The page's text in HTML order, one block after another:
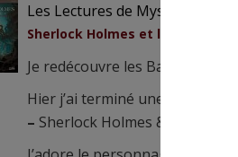
Les Lectures de Mystic 5 mars
Sherlock Holmes et le
Je redécouvre les Bandes
Hier j’ai terminé une intégrale
– Sherlock Holmes & le